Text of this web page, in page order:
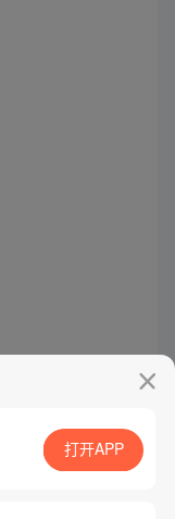
打开APP